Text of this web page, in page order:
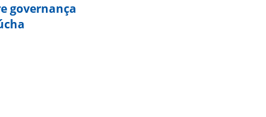
governança